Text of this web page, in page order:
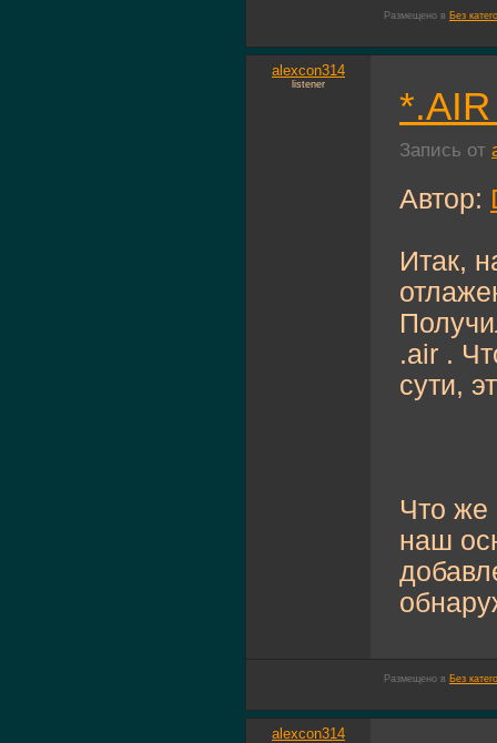
Размещено в Без
alexcon314
listener
Запись от
Автор:
Итак,
.air .
сути,
Что же
наш
Размещено в Без
alexcon314